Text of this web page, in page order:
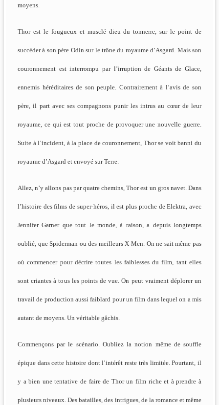
moyens.
Thor est le fougueux et musclé dieu du tonnerre, sur le point de
succéder à son père Odin sur le trône du royaume d’Asgard. Mais son
couronnement est interrompu par l’irruption de Géants de Glace,
ennemis héréditaires de son peuple. Contrairement à l’avis de son
père, il part avec ses compagnons punir les intrus au cœur de leur
royaume, ce qui est tout proche de provoquer une nouvelle guerre.
Suite à l’incident, à la place de couronnement, Thor se voit banni du
royaume d’Asgard et envoyé sur Terre.
Allez, n’y allons pas par quatre chemins, Thor est un gros navet. Dans
l’histoire des films de super-héros, il est plus proche de Elektra, avec
Jennifer Garner que tout le monde, à raison, a depuis longtemps
oublié, que Spiderman ou des meilleurs X-Men. On ne sait même pas
où commencer pour décrire toutes les faiblesses du film, tant elles
sont criantes à tous les points de vue. On peut vraiment déplorer un
travail de production aussi faiblard pour un film dans lequel on a mis
autant de moyens. Un véritable gâchis.
Commençons par le scénario. Oubliez la notion même de souffle
épique dans cette histoire dont l’intérêt reste très limitée. Pourtant, il
y a bien une tentative de faire de Thor un film riche et à prendre à
plusieurs niveaux. Des batailles, des intrigues, de la romance et même